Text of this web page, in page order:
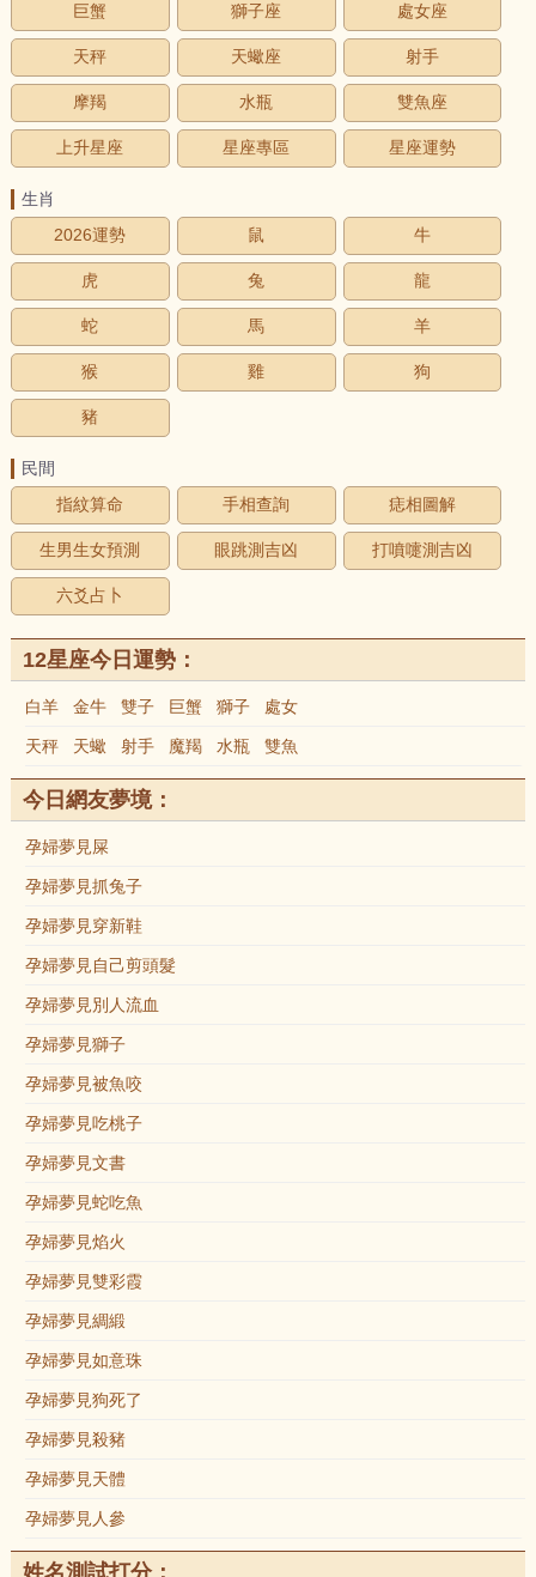
巨蟹 獅子座 處女座
天秤 天蠍座 射手
摩羯 水瓶 雙魚座
上升星座 星座專區 星座運勢
生肖
2026運勢
鼠 牛
虎 兔 龍
蛇 馬 羊
猴 雞 狗
豬
民間
指紋算命
手相查詢 痣相圖解
生男生女預測 眼跳測吉凶 打噴嚏測吉凶
六爻占卜
12星座今日運勢：
白羊 金牛 雙子 巨蟹 獅子 處女
天秤 天蠍 射手 魔羯 水瓶 雙魚
今日網友夢境：
孕婦夢見屎
孕婦夢見抓兔子
孕婦夢見穿新鞋
孕婦夢見自己剪頭髮
孕婦夢見別人流血
孕婦夢見獅子
孕婦夢見被魚咬
孕婦夢見吃桃子
孕婦夢見文書
孕婦夢見蛇吃魚
孕婦夢見焰火
孕婦夢見雙彩霞
孕婦夢見綢緞
孕婦夢見如意珠
孕婦夢見狗死了
孕婦夢見殺豬
孕婦夢見天體
孕婦夢見人參
姓名測試打分：